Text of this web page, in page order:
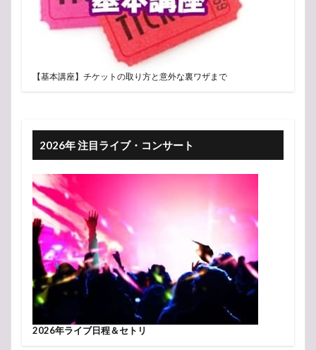
【基本講座】チケットの取り方と意外な裏ワザまで
2026年 注目ライブ・コンサート
2026年ライブ日程＆セトリ